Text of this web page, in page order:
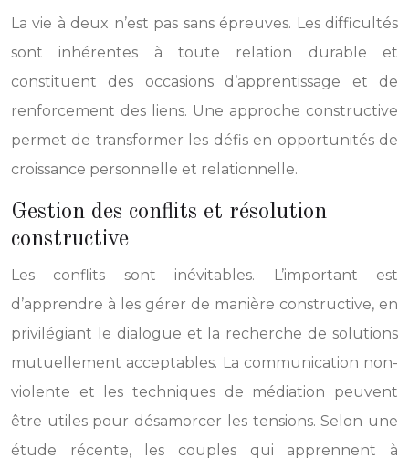
La vie à deux n’est pas sans épreuves. Les difficultés
sont inhérentes à toute relation durable et
constituent des occasions d’apprentissage et de
renforcement des liens. Une approche constructive
permet de transformer les défis en opportunités de
croissance personnelle et relationnelle.
Gestion des conflits et résolution
constructive
Les conflits sont inévitables. L’important est
d’apprendre à les gérer de manière constructive, en
privilégiant le dialogue et la recherche de solutions
mutuellement acceptables. La communication non-
violente et les techniques de médiation peuvent
être utiles pour désamorcer les tensions. Selon une
étude récente, les couples qui apprennent à